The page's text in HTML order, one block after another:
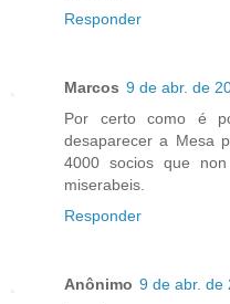
Responder
Marcos 9 de abr. de
Por certo como é
desaparecer a Mesa
4000 socios que
miserabeis.
Responder
Anônimo 9 de abr. de